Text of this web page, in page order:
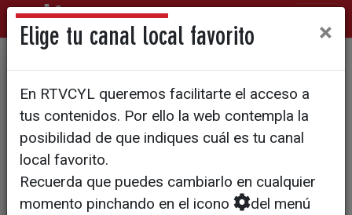
La Junta modifica su
presupuesto para dotar
fondos por la crisis
humanitaria de Ucrania
Elige tu canal local favorito ×
En RTVCYL queremos facilitarte el acceso a
tus contenidos. Por ello la web contempla la
posibilidad de que indiques cuál es tu canal
local favorito.
Recuerda que puedes cambiarlo en cualquier
momento pinchando en el icono
del menú